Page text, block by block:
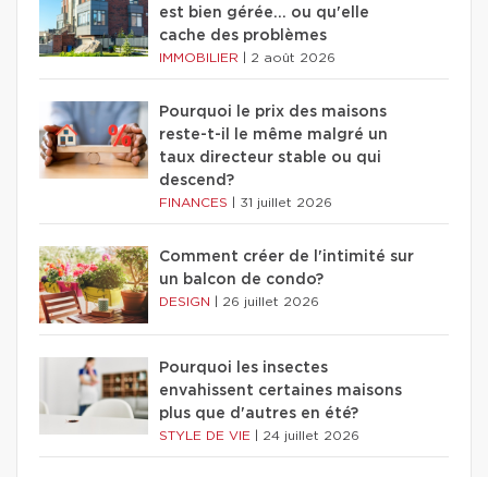
est bien gérée… ou qu'elle
cache des problèmes
IMMOBILIER 2 août 2026
Pourquoi le prix des maisons
reste-t-il le même malgré un
taux directeur stable ou qui
descend?
FINANCES 31 juillet 2026
Comment créer de l'intimité sur
un balcon de condo?
DESIGN 26 juillet 2026
Pourquoi les insectes
envahissent certaines maisons
plus que d'autres en été?
STYLE DE VIE 24 juillet 2026